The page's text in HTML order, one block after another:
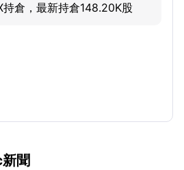
倉，最新持倉148.20K股
新聞